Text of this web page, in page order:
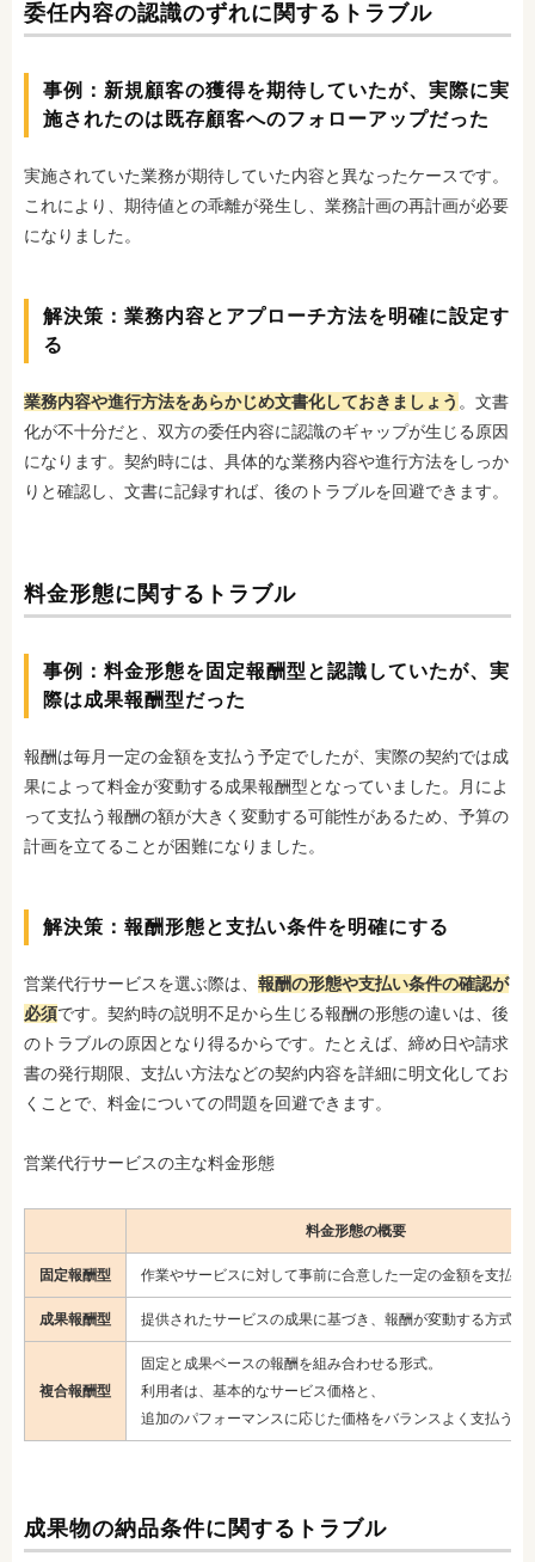
委任内容の認識のずれに関するトラブル
事例：新規顧客の獲得を期待していたが、実際に実
施されたのは既存顧客へのフォローアップだった
実施されていた業務が期待していた内容と異なったケースです。
これにより、期待値との乖離が発生し、業務計画の再計画が必要
になりました。
解決策：業務内容とアプローチ方法を明確に設定す
る
業務内容や進行方法をあらかじめ文書化しておきましょう 。文書
化が不十分だと、双方の委任内容に認識のギャップが生じる原因
になります。契約時には、具体的な業務内容や進行方法をしっか
りと確認し、文書に記録すれば、後のトラブルを回避できます。
料金形態に関するトラブル
事例：料金形態を固定報酬型と認識していたが、実
際は成果報酬型だった
報酬は毎月一定の金額を支払う予定でしたが、実際の契約では成
果によって料金が変動する成果報酬型となっていました。月によ
って支払う報酬の額が大きく変動する可能性があるため、予算の
計画を立てることが困難になりました。
解決策：報酬形態と支払い条件を明確にする
営業代行サービスを選ぶ際は、 報酬の形態や支払い条件の確認が
必須です。契約時の説明不足から生じる報酬の形態の違いは、後
のトラブルの原因となり得るからです。たとえば、締め日や請求
書の発行期限、支払い方法などの契約内容を詳細に明文化してお
くことで、料金についての問題を回避できます。
営業代行サービスの主な料金形態
料金形態の概要
固定報酬型 作業やサービスに対して事前に合意した一定の金額を支払う
成果報酬型 提供されたサービスの成果に基づき、報酬が変動する方式
複合報酬型
固定と成果ベースの報酬を組み合わせる形式。
利用者は、基本的なサービス価格と、
追加のパフォーマンスに応じた価格をバランスよく支払う形
成果物の納品条件に関するトラブル